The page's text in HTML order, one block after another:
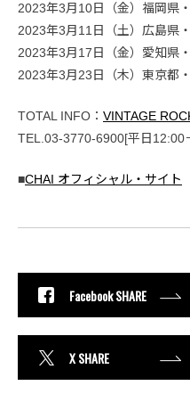
2023年3月10日（金）福岡県
2023年3月11日（土）広島県
2023年3月17日（金）愛知県
2023年3月23日（木）東京都
TOTAL INFO： VINTAGE
TEL.03-3770-6900[平日12:00
■CHAI オフィシャル・サイト
Facebook SHARE
X SHARE